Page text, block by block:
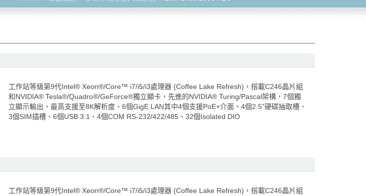
工作站等級第9代Intel® Xeon®/Core™ i7/i5/i3處理器 (Coffee Lake Refresh)，搭載C246晶片組
和NVIDIA® Tesla®/Quadro®/GeForce®獨立顯卡，先進的NVIDIA® Turing/Pascal架構，7個獨
立顯示輸出，最高支援至8K解析度、6個GigE LAN其中4個支援PoE+介面、4個2.5”硬碟抽取槽、
3個SIM插槽、6個USB 3.1、4個COM RS-232/422/485、32個Isolated DIO
工作站等級第9代Intel® Xeon®/Core™ i7/i5/i3處理器 (Coffee Lake Refresh)，搭載C246晶片組